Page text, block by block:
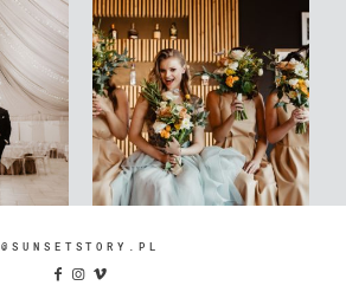
@SUNSETSTORY.PL